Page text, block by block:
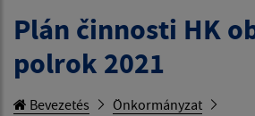
Plán činnosti HK
polrok 2021
Bevezetés
Önkormányzat